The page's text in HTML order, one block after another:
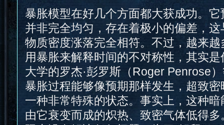
暴胀模型在好几个方面都大获成功。
并非完全均匀，存在着极小的偏差，
物质密度涨落完全相符。不过，越来
用暴胀来解释时间的不对称性，其实
大学的罗杰·彭罗斯（Roger Penrose
暴胀过程能够像预期那样发生，超致
一种非常特殊的状态。事实上，这种
由它衰变而成的炽热、致密气体低得